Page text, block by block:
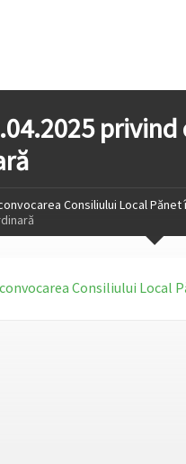
Consiliului Local
Consiliului Local